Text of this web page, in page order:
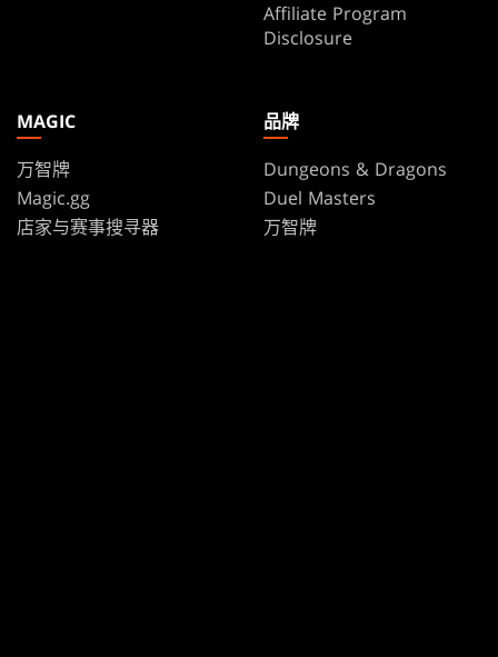
Affiliate Program
Disclosure
MAGIC
万智牌
Magic.gg
店家与赛事搜寻器
品牌
Dungeons & Dragons
Duel Masters
万智牌